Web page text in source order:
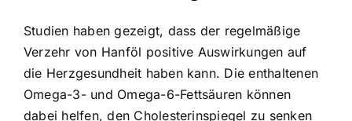
Studien haben gezeigt, dass der regelmäßige
Verzehr von Hanföl positive Auswirkungen auf
die Herzgesundheit haben kann. Die enthaltenen
Omega-3- und Omega-6-Fettsäuren können
dabei helfen, den Cholesterinspiegel zu senken